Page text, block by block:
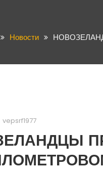
Новости
vepsrf1977